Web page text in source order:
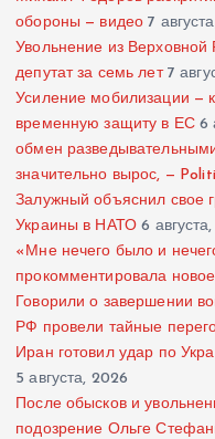
обороны — видео 7
Увольнение из Верховной
депутат за семь лет 7
Усиление мобилизации —
временную защиту в ЕС 6
обмен
значительно вырос, —
Залужный объяснил свое
Украины в НАТО 6
«Мне нечего было и
прокомментировала
Говорили о завершении
РФ провели тайные
Иран готовил удар по
5 августа, 2026
После обысков и
подозрение Ольге